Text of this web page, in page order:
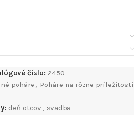
číslo: 2450
poháre , Poháre na rôzne príležitosti
deň otcov , svadba